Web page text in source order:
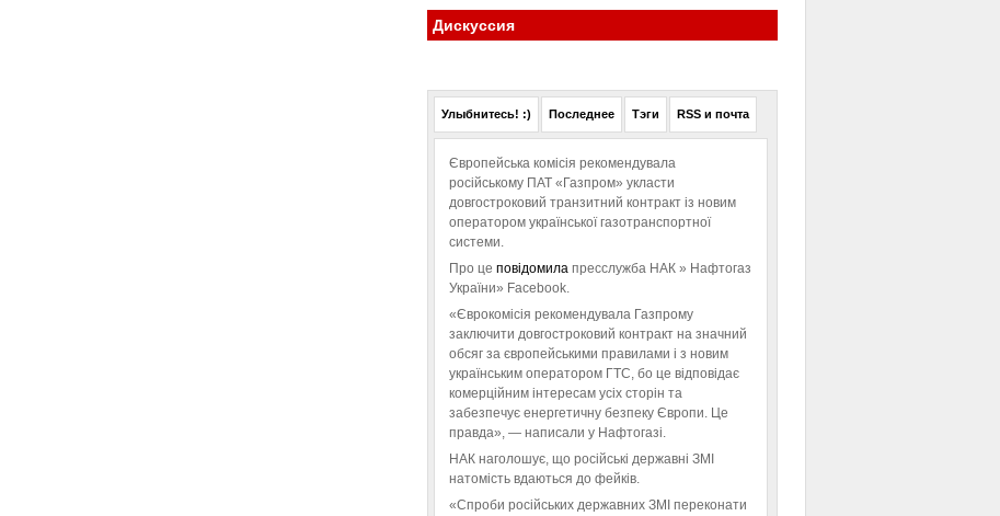
Дискуссия
Улыбнитесь! :) Последнее Тэги RSS и почта
Європейська комісія рекомендувала
російському ПАТ «Газпром» укласти
довгостроковий транзитний контракт із новим
оператором української газотранспортної
системи.
Про це повідомила пресслужба НАК » Нафтогаз
України» Facebook.
«Єврокомісія рекомендувала Газпрому
заключити довгостроковий контракт на значний
обсяг за європейськими правилами і з новим
українським оператором ГТС, бо це відповідає
комерційним інтересам усіх сторін та
забезпечує енергетичну безпеку Європи. Це
правда», — написали у Нафтогазі.
НАК наголошує, що російські державні ЗМІ
натомість вдаються до фейків.
«Спроби російських державних ЗМІ переконати